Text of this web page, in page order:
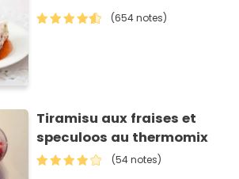
(654 notes)
Tiramisu aux fraises et
speculoos au thermomix
(54 notes)